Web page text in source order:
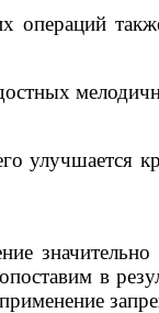
операций
улучшается
в